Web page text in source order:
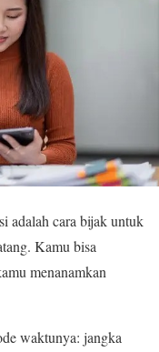
adalah cara bijak untuk
Kamu bisa
menanamkan
waktunya: jangka